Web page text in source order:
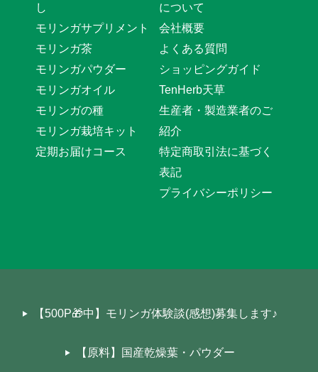
し
モリンガサプリメント
モリンガ茶
モリンガパウダー
モリンガオイル
モリンガの種
モリンガ栽培キット
定期お届けコース
について
会社概要
よくある質問
ショッピングガイド
TenHerb天草
生産者・製造業者のご
紹介
特定商取引法に基づく
表記
プライバシーポリシー
【500P🎁中】モリンガ体験談(感想)募集します♪
【原料】国産乾燥葉・パウダー